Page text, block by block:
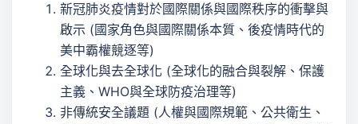
新冠肺炎疫情對於國際關係與國際秩序的衝擊與
啟示 (國家角色與國際關係本質、後疫情時代的
美中霸權競逐等)
全球化與去全球化 (全球化的融合與裂解、保護
主義、WHO與全球防疫治理等)
非傳統安全議題 (人權與國際規範、公共衛生、